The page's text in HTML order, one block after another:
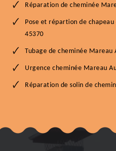
Réparation de cheminée
Pose et répartion de
45370
Tubage de cheminée Mareau
Urgence cheminée Mareau
Réparation de solin de